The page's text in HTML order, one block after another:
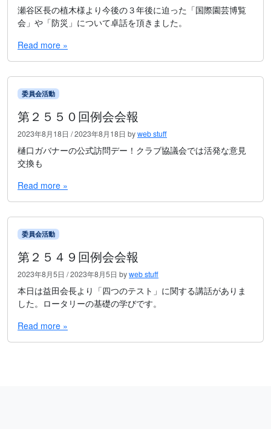
瀬谷区長の植木様より今後の３年後に迫った「国際園芸博覧
会」や「防災」について卓話を頂きました。
Read more »
委員会活動
第２５５０回例会会報
2023年8月18日 /2023年8月18日 byweb stuff
樋口ガバナーの公式訪問デー！クラブ協議会では活発な意見
交換も
Read more »
委員会活動
第２５４９回例会会報
2023年8月5日 /2023年8月5日 byweb stuff
本日は益田会長より「四つのテスト」に関する講話がありま
した。ロータリーの基礎の学びです。
Read more »